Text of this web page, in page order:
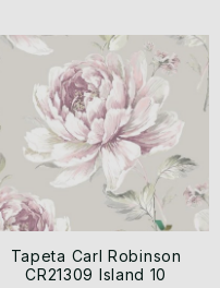
Tapeta Carl Robinson
CR21309 Island 10